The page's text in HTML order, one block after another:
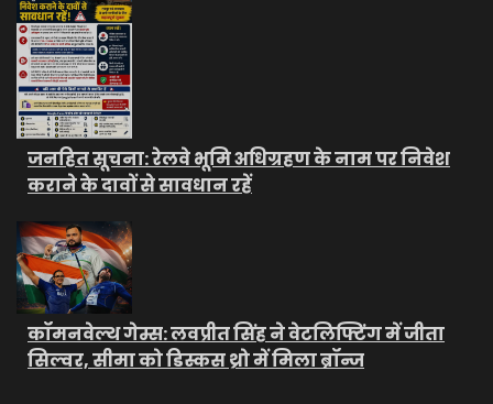
जनहित सूचना: रेलवे भूमि अधिग्रहण के नाम पर निवेश
कराने के दावों से सावधान रहें
कॉमनवेल्थ गेम्स: लवप्रीत सिंह ने वेटलिफ्टिंग में जीता
सिल्वर, सीमा को डिस्कस थ्रो में मिला ब्रॉन्ज